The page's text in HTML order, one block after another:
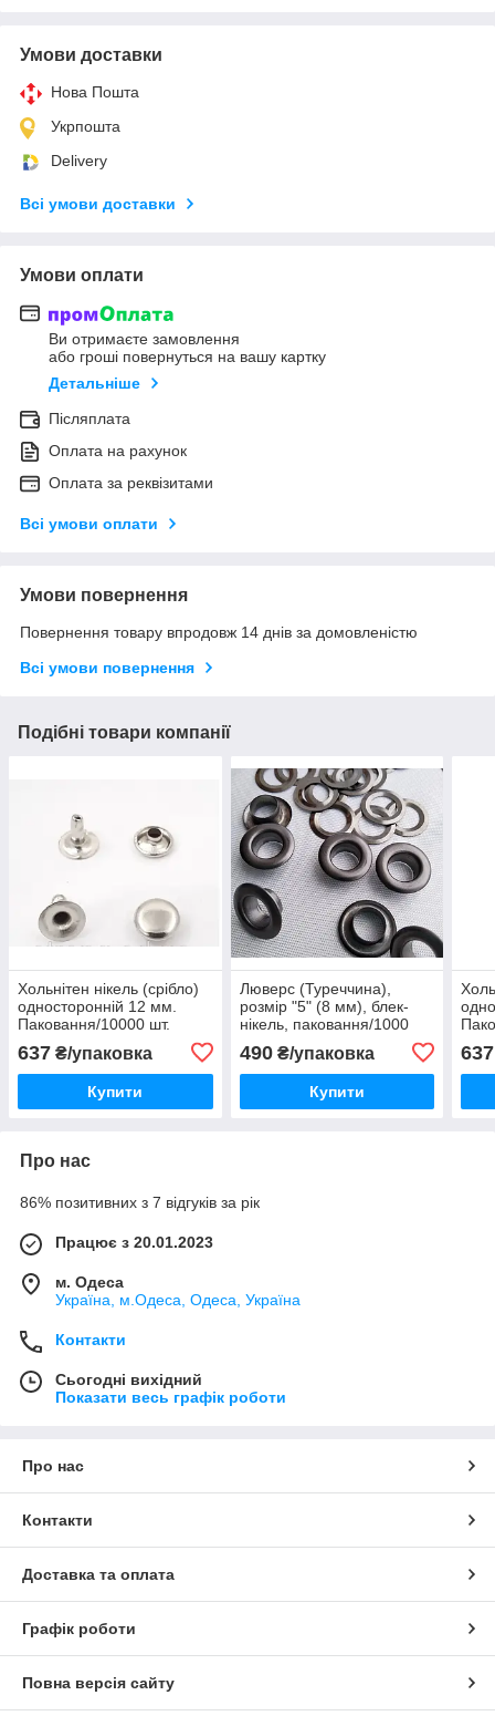
Умови доставки
Нова Пошта
Укрпошта
Delivery
Всі умови доставки
Умови оплати
Ви отримаєте замовлення
або гроші повернуться на вашу картку
Детальніше
Післяплата
Оплата на рахунок
Оплата за реквізитами
Всі умови оплати
Умови повернення
Повернення товару впродовж 14 днів за домовленістю
Всі умови повернення
Подібні товари компанії
Хольнітен нікель (срібло)
односторонній 12 мм.
Паковання/10000 шт.
637 ₴/упаковка
Купити
Люверс (Туреччина),
розмір "5" (8 мм), блек-
нікель, паковання/1000
490₴/упаковка
Купити
637
Про нас
86% позитивних з 7 відгуків за рік
Працює з 20.01.2023
м. Одеса
Україна, м.Одеса, Одеса, Україна
Контакти
Сьогодні вихідний
Показати весь графік роботи
Про нас
Контакти
Доставка та оплата
Графік роботи
Повна версія сайту